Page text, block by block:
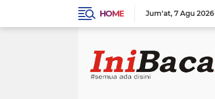
HOME Jum'at 7 Agu 2026